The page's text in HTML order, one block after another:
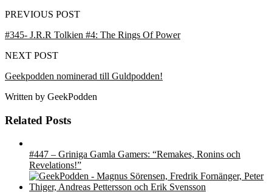
PREVIOUS POST
#345- J.R.R Tolkien #4: The Rings Of Power
NEXT POST
Geekpodden nominerad till Guldpodden!
Written by GeekPodden
Related Posts
#447 – Griniga Gamla Gamers: “Remakes, Ronins och
Revelations!”